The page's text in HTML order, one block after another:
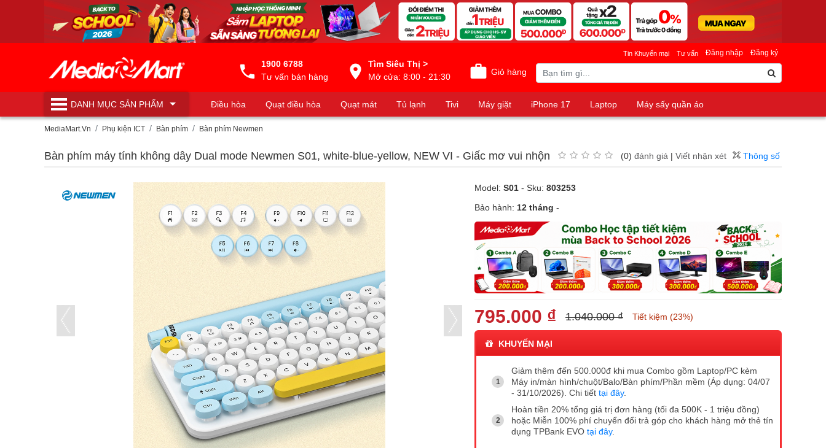
1900 6788
Tư vấn bán hàng
Tìm Siêu Thị >
Mở cửa: 8:00 - 21:30
Giỏ hàng
Đăng nhập Đăng ký
Tin Khuyến mại Tư vấn
DANH MỤCSẢN PHẨM Điều hòa Quạt điều hòa Quạt mát Tủ lạnh Tivi Máy giặt iPhone 17 Laptop
Máy sấy quần áo
Máy lọc nước
MediaMart.Vn Phụ kiện ICT Bàn phím Bàn phím Newmen
Bàn phím máy tính không dây Dual mode Newmen S01, white-blue-yellow, NEW VI - Giấc mơ vui nhộn (0) đánh giá | Viết nhận xét Thông số
Model: S01 - Sku: 803253
Bảo hành: 12 tháng -
795.000 ₫ 1.040.000 ₫ Tiết kiệm (23%)
KHUYẾN MẠI
Giảm thêm đến 500.000đ khi mua Combo gồm Laptop/PC kèm
Máy in/màn hình/chuột/Balo/Bàn phím/Phần mềm (Áp dụng: 04/07
- 31/10/2026). Chi tiết tại đây.
Hoàn tiền 20% tổng giá trị đơn hàng (tối đa 500K - 1 triệu đồng)
hoặc Miễn 100% phí chuyển đổi trả góp cho khách hàng mở thẻ tín
dụng TPBank EVO tại đây.